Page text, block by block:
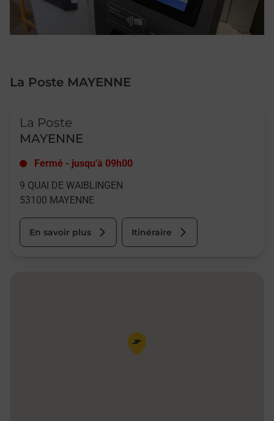
La Poste MAYENNE
La Poste
MAYENNE
Fermé - jusqu'à 09h00
9 QUAI DE WAIBLINGEN
53100 MAYENNE
En savoir plus Itinéraire
Pin de la carte